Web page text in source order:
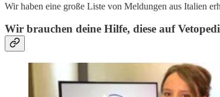
Wir haben eine große Liste von Meldungen aus Italien
Wir brauchen deine Hilfe, diese auf